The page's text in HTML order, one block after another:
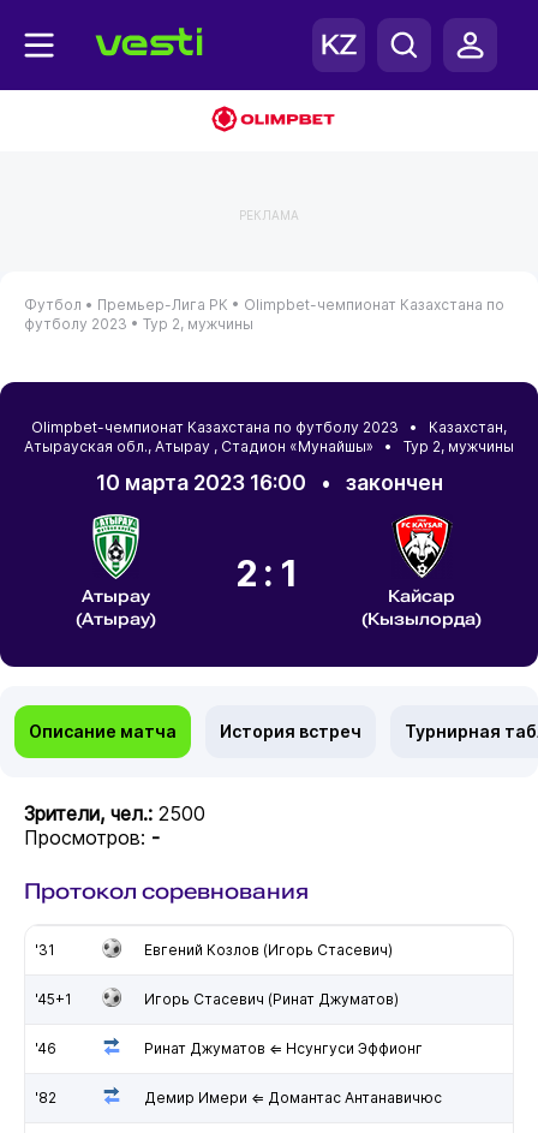
РЕКЛАМА
Футбол • Премьер-Лига РК • Olimpbet-чемпионат Казахстана по
футболу 2023 • Тур 2, мужчины
Olimpbet-чемпионат Казахстана по футболу 2023 • Казахстан,
Атырауская обл., Атырау , Стадион «Мунайшы» • Тур 2, мужчины
10 марта 2023 16:00 • закончен
Атырау
(Атырау)
2:1
Кайсар
(Кызылорда)
Описание матча История встреч Турнирная
Зрители, чел.: 2500
Просмотров: -
Протокол соревнования
'31 Евгений Козлов (Игорь Стасевич)
'45+1 Игорь Стасевич (Ринат Джуматов)
'46 Ринат Джуматов ⇐ Нсунгуси Эффионг
'82 Демир Имери ⇐ Домантас Антанавичюс